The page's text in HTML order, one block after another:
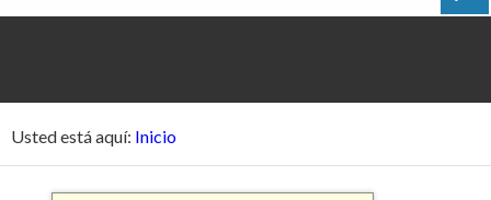
Usted está aquí: Inicio